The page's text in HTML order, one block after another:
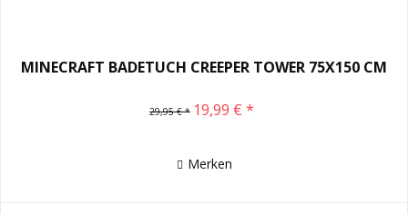
MINECRAFT BADETUCH CREEPER TOWER 75X150 CM
29,95 € * 19,99 € *
Merken